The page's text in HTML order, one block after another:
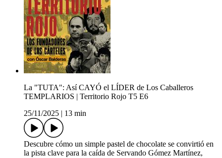
La "TUTA": Así CAYÓ el LÍDER de Los Caballeros
TEMPLARIOS | Territorio Rojo T5 E6
25/11/2025
13 min
Descubre cómo un simple pastel de chocolate se convirtió en
la pista clave para la caída de Servando Gómez Martínez,